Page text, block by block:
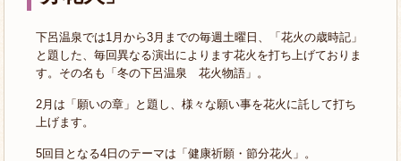
下呂温泉では1月から3月までの毎週土曜日、「花火の歳時記」
と題した、毎回異なる演出によります花火を打ち上げておりま
す。その名も「冬の下呂温泉 花火物語」。
2月は「願いの章」と題し、様々な願い事を花火に託して打ち
上げます。
5回目となる4日のテーマは「健康祈願・節分花火」。